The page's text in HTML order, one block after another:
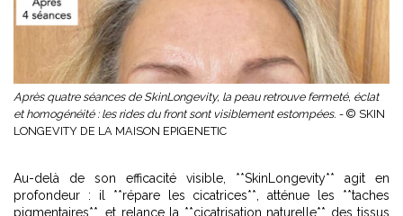
Après quatre séances de SkinLongevity, la peau retrouve fermeté, éclat
et homogénéité : les rides du front sont visiblement estompées. - © SKIN
LONGEVITY DE LA MAISON EPIGENETIC
Au-delà de son efficacité visible, **SkinLongevity** agit en
profondeur : il **répare les cicatrices**, atténue les **taches
pigmentaires**, et relance la **cicatrisation naturelle** des tissus